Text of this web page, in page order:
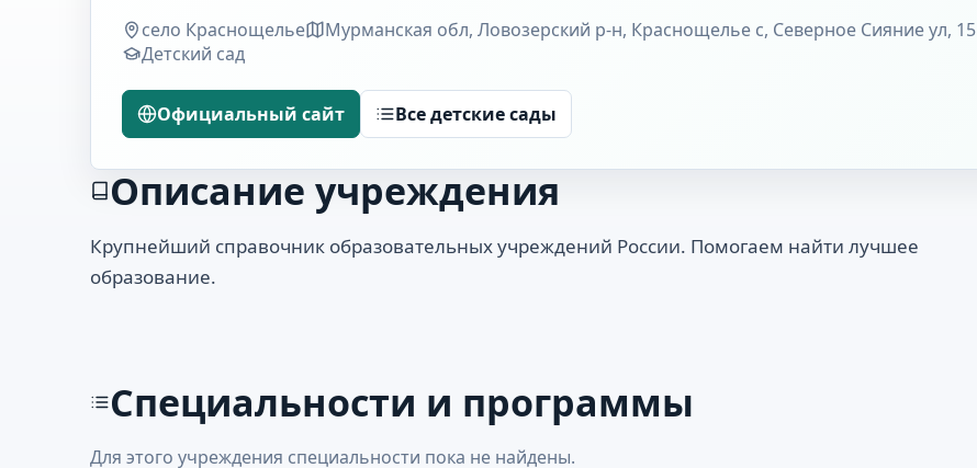
село Краснощелье
Мурманская обл, Ловозерский р-н, Краснощелье с, Северное Сияние ул, 15
Детский сад
Официальный сайт Все детские сады
Описание учреждения
Крупнейший справочник образовательных учреждений России. Помогаем найти лучшее
образование.
Специальности и программы
Для этого учреждения специальности пока не найдены.